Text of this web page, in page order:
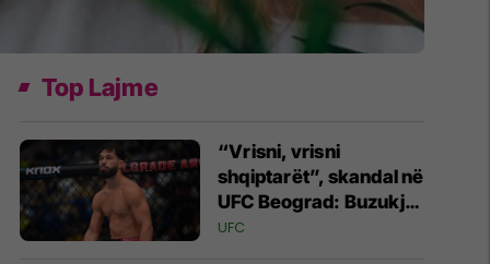
Top Lajme
“Vrisni, vrisni
shqiptarët”, skandal në
UFC Beograd: Buzukja
u përball me thirrje
UFC